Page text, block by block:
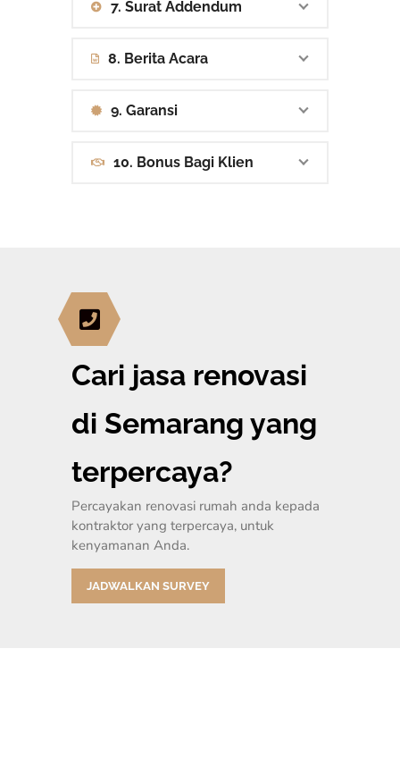
7. Surat Addendum
8. Berita Acara
9. Garansi
10. Bonus Bagi Klien
Cari jasa renovasi
di Semarang yang
terpercaya?
Percayakan renovasi rumah anda kepada
kontraktor yang terpercaya, untuk
kenyamanan Anda.
JADWALKAN SURVEY